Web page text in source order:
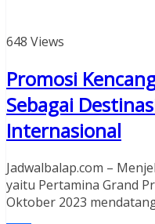
648 Views
Promosi
Sebagai
Internasional
Jadwalbalap.com –
yaitu Pertamina Grand
Oktober 2023